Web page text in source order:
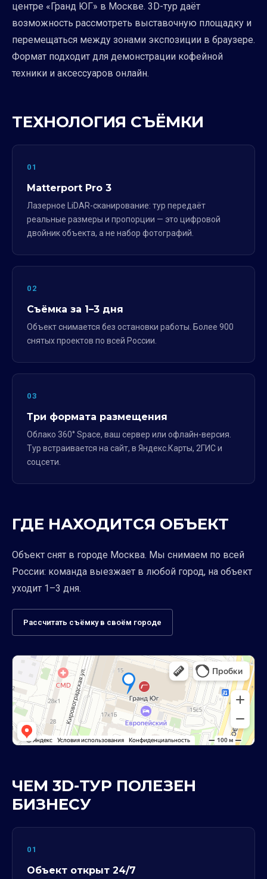
центре «Гранд ЮГ» в Москве. 3D-тур даёт
возможность рассмотреть выставочную площадку и
перемещаться между зонами экспозиции в браузере.
Формат подходит для демонстрации кофейной
техники и аксессуаров онлайн.
ТЕХНОЛОГИЯ СЪЁМКИ
01
Matterport Pro 3
Лазерное LiDAR-сканирование: тур передаёт
реальные размеры и пропорции — это цифровой
двойник объекта, а не набор фотографий.
02
Съёмка за 1–3 дня
Объект снимается без остановки работы. Более 900
снятых проектов по всей России.
03
Три формата размещения
Облако 360° Space, ваш сервер или офлайн-версия.
Тур встраивается на сайт, в Яндекс.Карты, 2ГИС и
соцсети.
ГДЕ НАХОДИТСЯ ОБЪЕКТ
Объект снят в городе Москва. Мы снимаем по всей
России: команда выезжает в любой город, на объект
уходит 1–3 дня.
Рассчитать съёмку в своём городе
ЧЕМ 3D-ТУР ПОЛЕЗЕН
БИЗНЕСУ
01
Объект открыт 24/7